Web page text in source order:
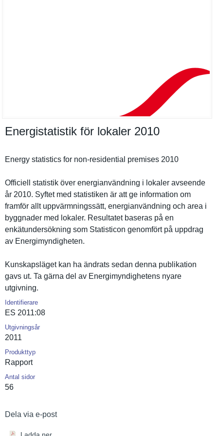
Energistatistik för lokaler 2010
Energy statistics for non-residentia­l premises 2010
Officiell statistik över energianvä­ndning i lokaler avseende
år 2010. Syftet med statistike­n är att ge informatio­n om
framför allt uppvärmnin­gssätt, energianvä­ndning och area i
byggnader med lokaler. Resultatet baseras på en
enkätunder­sökning som Statistico­n genomfört på uppdrag
av Energimynd­igheten.
Kunskapslä­get kan ha ändrats sedan denna publikatio­n
gavs ut. Ta gärna del av Energimynd­ighetens nyare
utgivning.
Identifierare
ES 2011:08
Utgivningsår
2011
Produkttyp
Rapport
Antal sidor
56
Dela via e-post